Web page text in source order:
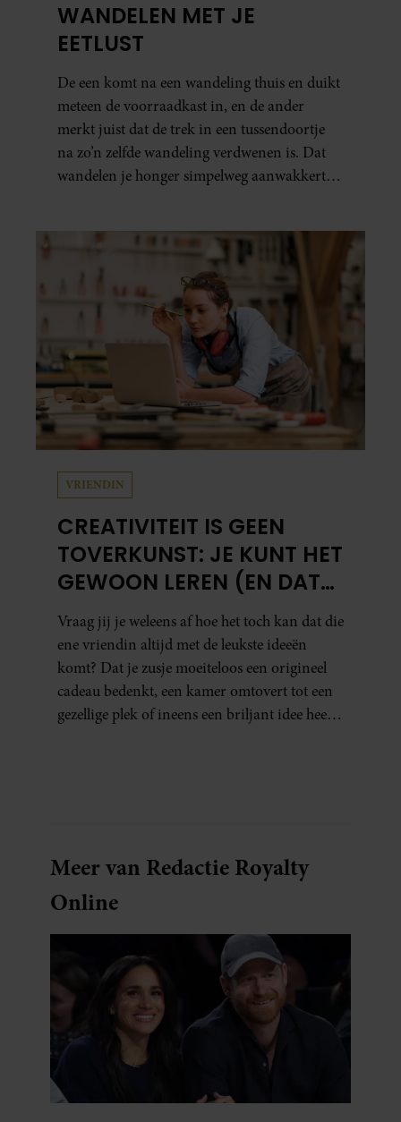
WANDELEN MET JE
EETLUST
De een komt na een wandeling thuis en duikt
meteen de voorraadkast in, en de ander
merkt juist dat de trek in een tussendoortje
na zo’n zelfde wandeling verdwenen is. Dat
wandelen je honger simpelweg aanwakkert,
VRIENDIN
CREATIVITEIT IS GEEN
TOVERKUNST: JE KUNT HET
GEWOON LEREN (EN DAT
DOE JE ZO)
Vraag jij je weleens af hoe het toch kan dat die
ene vriendin altijd met de leukste ideeën
komt? Dat je zusje moeiteloos een origineel
cadeau bedenkt, een kamer omtovert tot een
gezellige plek of ineens een briljant idee heeft
Meer van Redactie Royalty
Online